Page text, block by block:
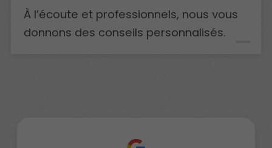
À l’écoute et professionnels, nous vous
donnons des conseils personnalisés.